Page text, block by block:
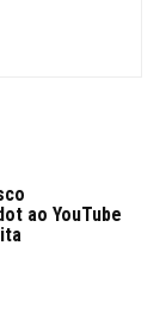
ao YouTube